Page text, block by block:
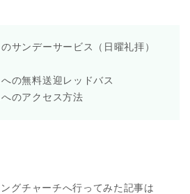
サンデーサービス（日曜礼拝）
の無料送迎レッドバス
のアクセス方法
グチャーチへ行ってみた記事は